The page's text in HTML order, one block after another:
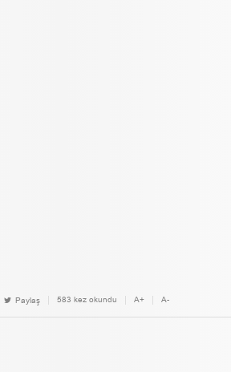
Paylaş 583 kez okundu A+ A-